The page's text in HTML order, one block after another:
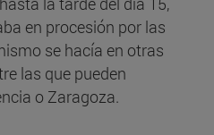
en procesión por las
se hacía en otras
las que pueden
o Zaragoza.